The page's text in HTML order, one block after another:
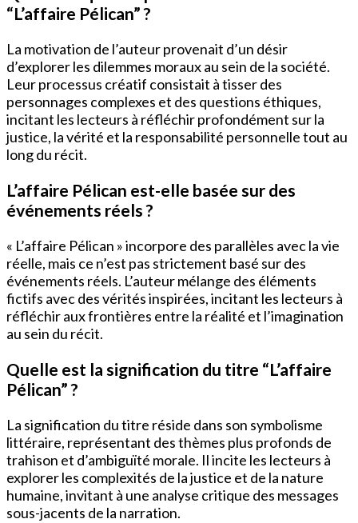
“L’affaire Pélican” ?
La motivation de l’auteur provenait d’un désir
d’explorer les dilemmes moraux au sein de la société.
Leur processus créatif consistait à tisser des
personnages complexes et des questions éthiques,
incitant les lecteurs à réfléchir profondément sur la
justice, la vérité et la responsabilité personnelle tout au
long du récit.
L’affaire Pélican est-elle basée sur des
événements réels ?
« L’affaire Pélican » incorpore des parallèles avec la vie
réelle, mais ce n’est pas strictement basé sur des
événements réels. L’auteur mélange des éléments
fictifs avec des vérités inspirées, incitant les lecteurs à
réfléchir aux frontières entre la réalité et l’imagination
au sein du récit.
Quelle est la signification du titre “L’affaire
Pélican” ?
La signification du titre réside dans son symbolisme
littéraire, représentant des thèmes plus profonds de
trahison et d’ambiguïté morale. Il incite les lecteurs à
explorer les complexités de la justice et de la nature
humaine, invitant à une analyse critique des messages
sous-jacents de la narration.